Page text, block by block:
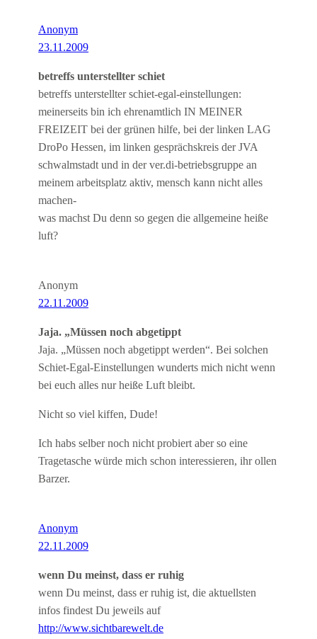
Anonym
23.11.2009
betreffs unterstellter schiet
betreffs unterstellter schiet-egal-einstellungen:
meinerseits bin ich ehrenamtlich IN MEINER
FREIZEIT bei der grünen hilfe, bei der linken LAG
DroPo Hessen, im linken gesprächskreis der JVA
schwalmstadt und in der ver.di-betriebsgruppe an
meinem arbeitsplatz aktiv, mensch kann nicht alles
machen-
was machst Du denn so gegen die allgemeine heiße
luft?
Anonym
22.11.2009
Jaja. „Müssen noch abgetippt
Jaja. „Müssen noch abgetippt werden“. Bei solchen
Schiet-Egal-Einstellungen wunderts mich nicht wenn
bei euch alles nur heiße Luft bleibt.
Nicht so viel kiffen, Dude!
Ich habs selber noch nicht probiert aber so eine
Tragetasche würde mich schon interessieren, ihr ollen
Barzer.
Anonym
22.11.2009
wenn Du meinst, dass er ruhig
wenn Du meinst, dass er ruhig ist, die aktuellsten
infos findest Du jeweils auf
http://www.sichtbarewelt.de